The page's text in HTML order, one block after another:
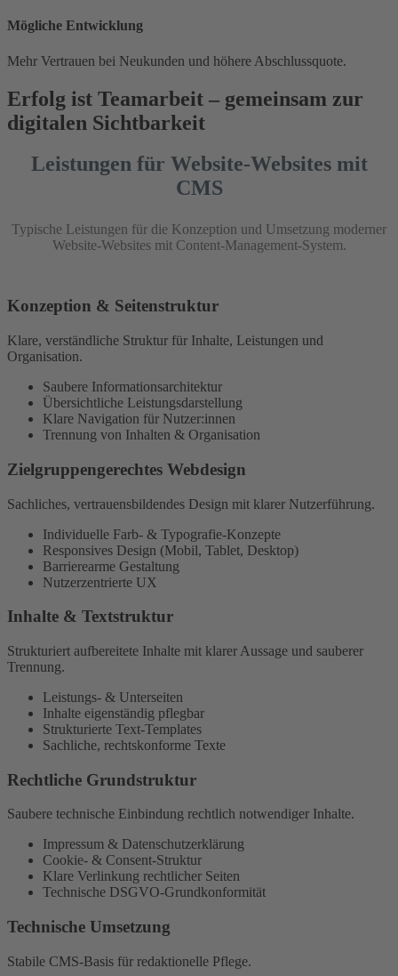
Mögliche Entwicklung
Mehr Vertrauen bei Neukunden und höhere Abschlussquote.
Erfolg ist Teamarbeit – gemeinsam zur
digitalen Sichtbarkeit
Leistungen für Website-Websites mit
CMS
Typische Leistungen für die Konzeption und Umsetzung moderner
Website-Websites mit Content-Management-System.
Konzeption & Seitenstruktur
Klare, verständliche Struktur für Inhalte, Leistungen und
Organisation.
Saubere Informationsarchitektur
Übersichtliche Leistungsdarstellung
Klare Navigation für Nutzer:innen
Trennung von Inhalten & Organisation
Zielgruppengerechtes Webdesign
Sachliches, vertrauensbildendes Design mit klarer Nutzerführung.
Individuelle Farb- & Typografie-Konzepte
Responsives Design (Mobil, Tablet, Desktop)
Barrierearme Gestaltung
Nutzerzentrierte UX
Inhalte & Textstruktur
Strukturiert aufbereitete Inhalte mit klarer Aussage und sauberer
Trennung.
Leistungs- & Unterseiten
Inhalte eigenständig pflegbar
Strukturierte Text-Templates
Sachliche, rechtskonforme Texte
Rechtliche Grundstruktur
Saubere technische Einbindung rechtlich notwendiger Inhalte.
Impressum & Datenschutzerklärung
Cookie- & Consent-Struktur
Klare Verlinkung rechtlicher Seiten
Technische DSGVO-Grundkonformität
Technische Umsetzung
Stabile CMS-Basis für redaktionelle Pflege.